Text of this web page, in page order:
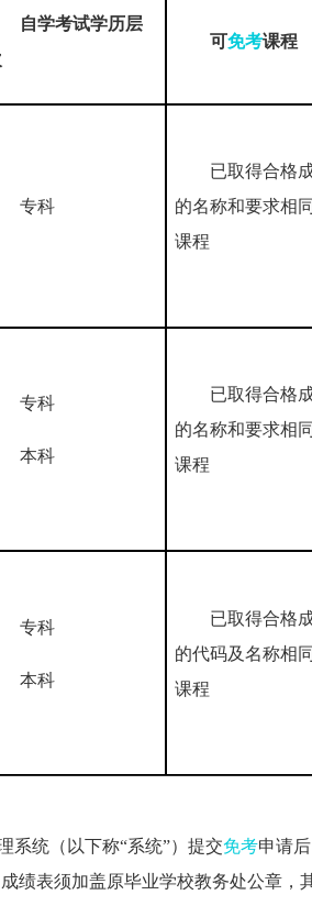
自学考试学历层
可免考课程
专科
已取得合格
的名称和要求相
课程
专科
本科
已取得合格
的名称和要求相
课程
专科
本科
已取得合格
的代码及名称相
课程
系统（以下称“系统”）提交免考申请
绩表须加盖原毕业学校教务处公章，